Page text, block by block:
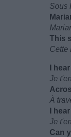
Sous
This
Cette
I
Je
À
I
Je
Can